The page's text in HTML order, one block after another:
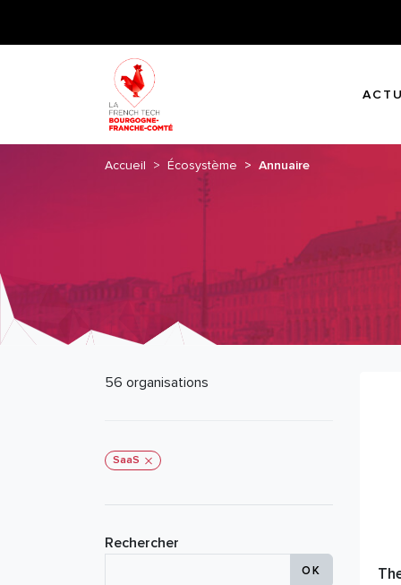
Accueil Écosystème Annuaire
56 organisations
SaaS
Rechercher